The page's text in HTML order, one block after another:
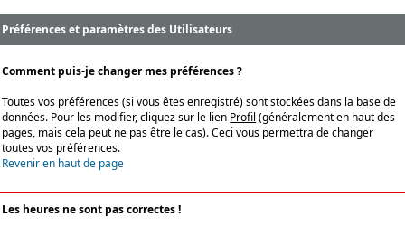
Préférences et paramètres des Utilisateurs
Comment puis-je changer mes préférences ?
Toutes vos préférences (si vous êtes enregistré) sont stockées dans la base de
données. Pour les modifier, cliquez sur le lien Profil (généralement en haut des
pages, mais cela peut ne pas être le cas). Ceci vous permettra de changer
toutes vos préférences.
Revenir en haut de page
Les heures ne sont pas correctes !